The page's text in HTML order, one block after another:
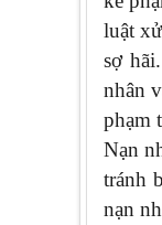
luật
sợ
nhân
phạm
Nạn
tránh
nạn